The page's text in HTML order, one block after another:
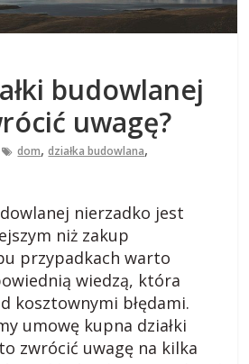
budowlanej
uwagę?
dom,działka budowlana,
nierzadko jest
niż zakup
przypadkach warto
wiedzą, która
kosztownymi błędami.
umowę kupna działki
zwrócić uwagę na kilka